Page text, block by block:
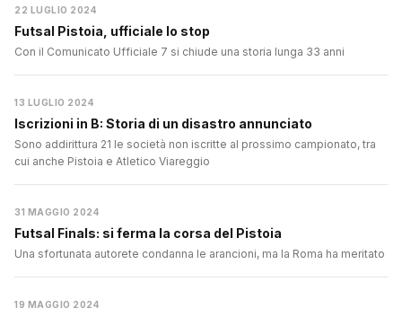
22 LUGLIO 2024
Futsal Pistoia, ufficiale lo stop
Con il Comunicato Ufficiale 7 si chiude una storia lunga 33 anni
13 LUGLIO 2024
Iscrizioni in B: Storia di un disastro annunciato
Sono addirittura 21 le società non iscritte al prossimo campionato, tra
cui anche Pistoia e Atletico Viareggio
31 MAGGIO 2024
Futsal Finals: si ferma la corsa del Pistoia
Una sfortunata autorete condanna le arancioni, ma la Roma ha meritato
19 MAGGIO 2024